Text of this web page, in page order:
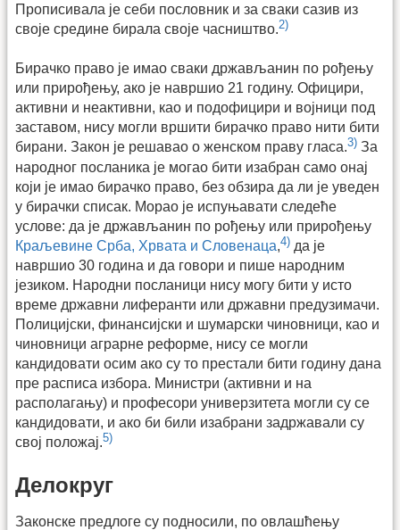
Прописивала је себи пословник и за сваки сазив из
своје средине бирала своје часништво.2)
Бирачко право је имао сваки држављанин по рођењу
или прирођењу, ако је навршио 21 годину. Официри,
активни и неактивни, као и подофицири и војници под
заставом, нису могли вршити бирачко право нити бити
бирани. Закон је решавао о женском праву гласа.3) За
народног посланика је могао бити изабран само онај
који је имао бирачко право, без обзира да ли је уведен
у бирачки списак. Морао је испуњавати следеће
услове: да је држављанин по рођењу или прирођењу
Краљевине Срба, Хрвата и Словенаца,4) да је
навршио 30 година и да говори и пише народним
језиком. Народни посланици нису могу бити у исто
време државни лиферанти или државни предузимачи.
Полицијски, финансијски и шумарски чиновници, као и
чиновници аграрне реформе, нису се могли
кандидовати осим ако су то престали бити годину дана
пре расписа избора. Министри (активни и на
располагању) и професори универзитета могли су се
кандидовати, и ако би били изабрани задржавали су
свој положај.5)
Делокруг
Законске предлоге су подносили, по овлашћењу